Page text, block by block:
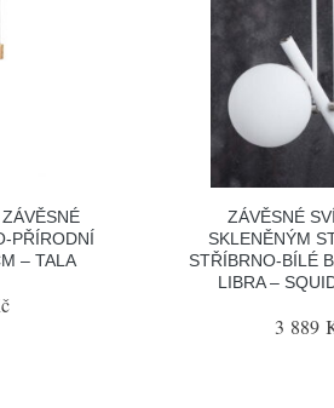
PŘÍRODNÍ
– TALA
ZÁVĚSNÉ
SKLENĚNÝM
STŘÍBRNO-BÍLÉ
LIBRA –
3 889